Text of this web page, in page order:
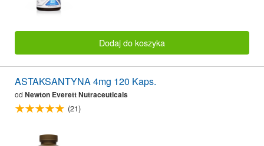
Dodaj do koszyka
ASTAKSANTYNA 4mg 120 Kaps.
od Newton Everett Nutraceuticals
(21)